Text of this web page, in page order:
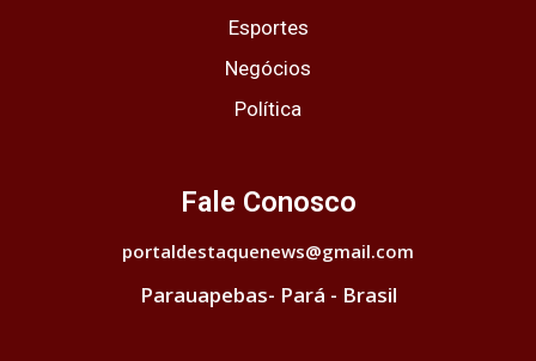
Esportes
Negócios
Política
Fale Conosco
portaldestaquenews@gmail.com
Parauapebas- Pará - Brasil